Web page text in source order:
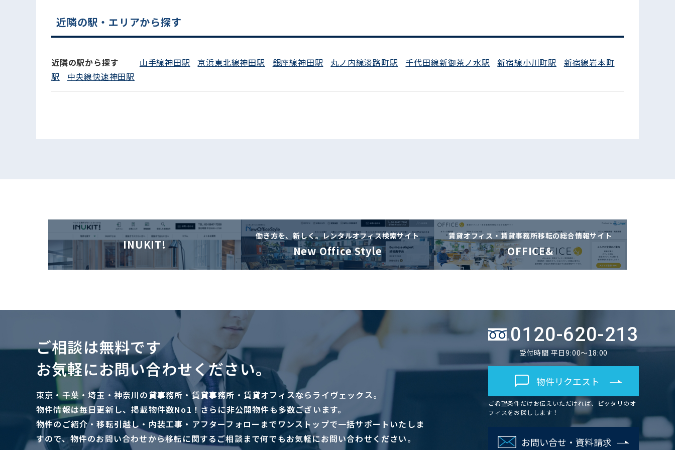
近隣の駅・エリアから探す
近隣の駅から探す 山手線神田駅 京浜東北線神田駅 銀座線神田駅 丸ノ内線淡路町駅 千代田線新御茶ノ水駅 新宿線小川町駅
新宿線岩本町
駅
中央線快速神田駅
INUKIT!
働き方を、新しく。レンタルオフィス検索サイト
New Office Style
賃貸オフィス・賃貸事務所移転の総合情報サイト
OFFICE&
ご相談は無料です
お気軽にお問い合わせください。
東京・千葉・埼玉・神奈川の貸事務所・賃貸事務所・賃貸オフィスならライヴェックス。
物件情報は毎日更新し、掲載物件数No1！さらに非公開物件も多数ございます。
物件のご紹介・移転引越し・内装工事・アフターフォローまでワンストップで一括サポートいたしま
すので、物件のお問い合わせから移転に関するご相談まで何でもお気軽にお問い合わせください。
0120-620-213
受付時間 平日9:00～18:00
物件リクエスト
ご希望条件だけお伝えいただければ、ピッタリのオ
フィスをお探しします！
お問い合せ・資料請求